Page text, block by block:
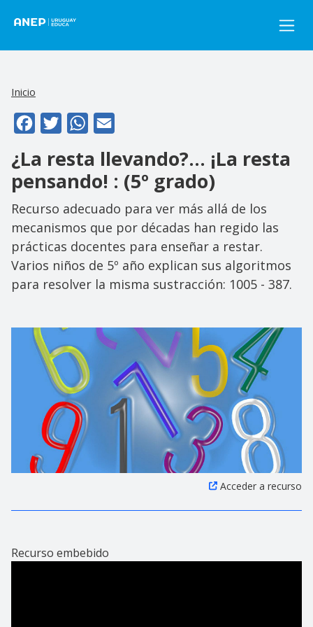
Inicio
FacebookTwitterWhatsApp
¿La resta llevando?... ¡La resta
pensando! : (5º grado)
Recurso adecuado para ver más allá de los
mecanismos que por décadas han regido las
prácticas docentes para enseñar a restar.
Varios niños de 5º año explican sus algoritmos
para resolver la misma sustracción: 1005 - 387.
Acceder a recurso
Recurso embebido